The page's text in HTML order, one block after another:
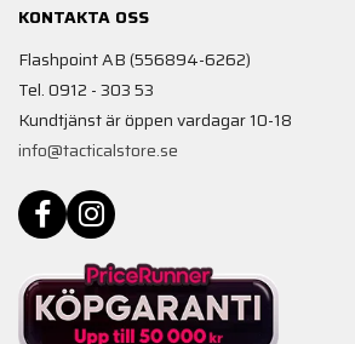
KONTAKTA OSS
Flashpoint AB (556894-6262)
Tel. 0912 - 303 53
Kundtjänst är öppen vardagar 10-18
info@tacticalstore.se